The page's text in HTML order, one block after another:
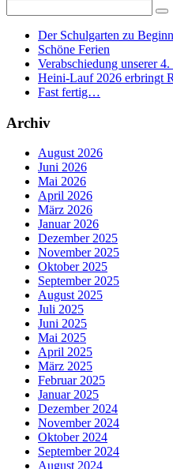
Der Schulgarten zu
Schöne Ferien
Verabschiedung unserer
Heini-Lauf 2026 erbringt
Fast fertig…
Archiv
August 2026
Juni 2026
Mai 2026
April 2026
März 2026
Januar 2026
Dezember 2025
November 2025
Oktober 2025
September 2025
August 2025
Juli 2025
Juni 2025
Mai 2025
April 2025
März 2025
Februar 2025
Januar 2025
Dezember 2024
November 2024
Oktober 2024
September 2024
August 2024